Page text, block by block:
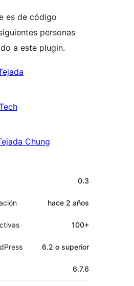
es de código
personas
a este plugin.
Chung
0.3
hace 2 años
100+
6.2 o superior
6.7.6